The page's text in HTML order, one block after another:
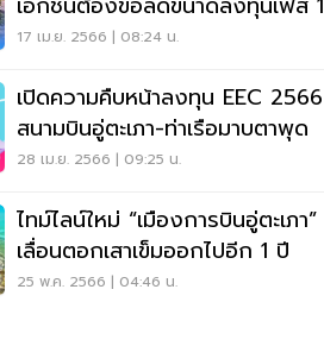
17 เม.ย. 2566 | 08:24 น.
เปิดความคืบหน้าลงทุน EEC 2566
สนามบินอู่ตะเภา-ท่าเรือมาบตาพุด
28 เม.ย. 2566 | 09:25 น.
ไทม์ไลน์ใหม่ “เมืองการบินอู่ตะเภา”
เลื่อนตอกเสาเข็มออกไปอีก 1 ปี
25 พ.ค. 2566 | 04:46 น.